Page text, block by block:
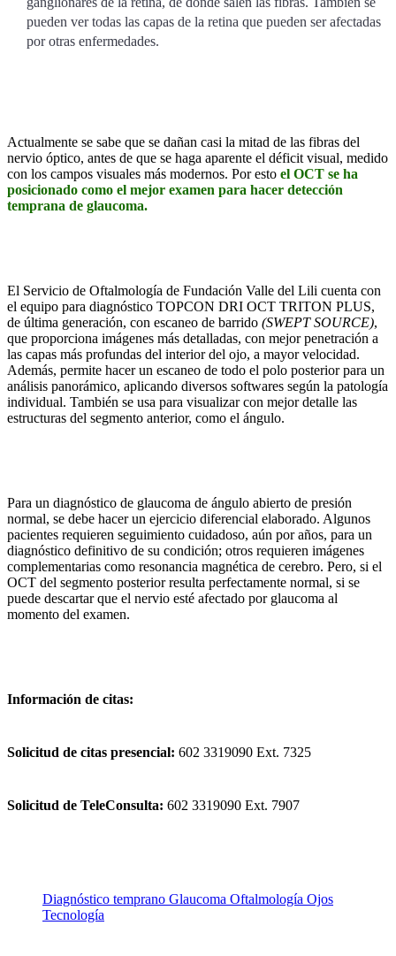
pueden ver todas las capas de la retina que pueden ser afectadas
por otras enfermedades.
Actualmente se sabe que se dañan casi la mitad de las fibras del
nervio óptico, antes de que se haga aparente el déficit visual, medido
con los campos visuales más modernos. Por esto el OCT se ha
posicionado como el mejor examen para hacer detección
temprana de glaucoma.
El Servicio de Oftalmología de Fundación Valle del Lili cuenta con
el equipo para diagnóstico TOPCON DRI OCT TRITON PLUS,
de última generación, con escaneo de barrido (SWEPTSOURCE),
que proporciona imágenes más detalladas, con mejor penetración a
las capas más profundas del interior del ojo, a mayor velocidad.
Además, permite hacer un escaneo de todo el polo posterior para un
análisis panorámico, aplicando diversos softwares según la patología
individual. También se usa para visualizar con mejor detalle las
estructuras del segmento anterior, como el ángulo.
Para un diagnóstico de glaucoma de ángulo abierto de presión
normal, se debe hacer un ejercicio diferencial elaborado. Algunos
pacientes requieren seguimiento cuidadoso, aún por años, para un
diagnóstico definitivo de su condición; otros requieren imágenes
complementarias como resonancia magnética de cerebro. Pero, si el
OCT del segmento posterior resulta perfectamente normal, si se
puede descartar que el nervio esté afectado por glaucoma al
momento del examen.
Información de citas:
Solicitud de citas presencial: 602 3319090 Ext. 7325
Solicitud de TeleConsulta: 602 3319090 Ext. 7907
Diagnóstico temprano Glaucoma Oftalmología Ojos
Tecnología